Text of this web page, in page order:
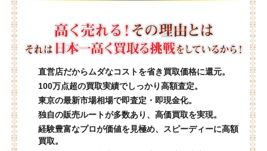
直営店だからムダなコストを省き買取価格に還元。
100万点超の買取実績でしっかり高額査定。
東京の最新市場相場で即査定・即現金化。
独自の販売ルートが多数あり、高価買取を実現。
経験豊富なプロが価値を見極め、スピーディーに高額
買取。